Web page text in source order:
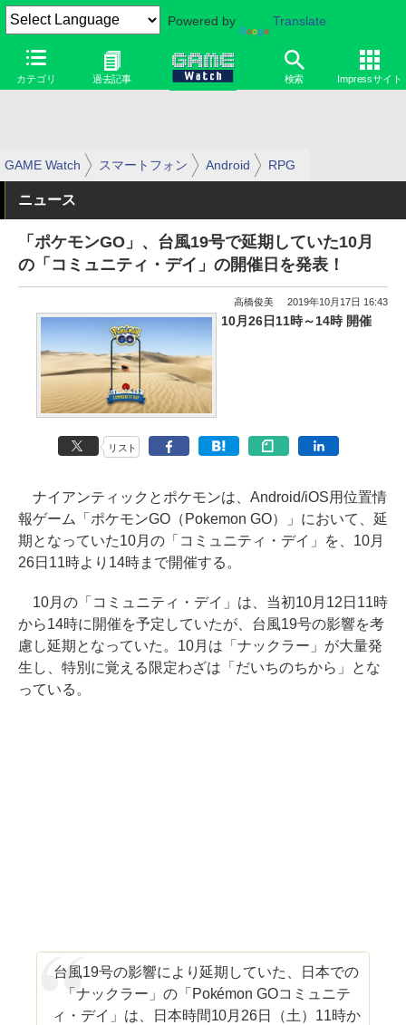
Powered by Translate
カテゴリ 過去記事 検索 Impressサイト
GAME Watch スマートフォン Android RPG
ニュース
「ポケモンGO」、台風19号で延期していた10月
の「コミュニティ・デイ」の開催日を発表！
高橋俊美 2019年10月17日 16:43
10月26日11時～14時 開催
リスト
ナイアンティックとポケモンは、Android/iOS用位置情
報ゲーム「ポケモンGO（Pokemon GO）」において、延
期となっていた10月の「コミュニティ・デイ」を、10月
26日11時より14時まで開催する。
10月の「コミュニティ・デイ」は、当初10月12日11時
から14時に開催を予定していたが、台風19号の影響を考
慮し延期となっていた。10月は「ナックラー」が大量発
生し、特別に覚える限定わざは「だいちのちから」とな
っている。
台風19号の影響により延期していた、日本での
「ナックラー」の「Pokémon GOコミュニテ
ィ・デイ」は、日本時間10月26日（土）11時か